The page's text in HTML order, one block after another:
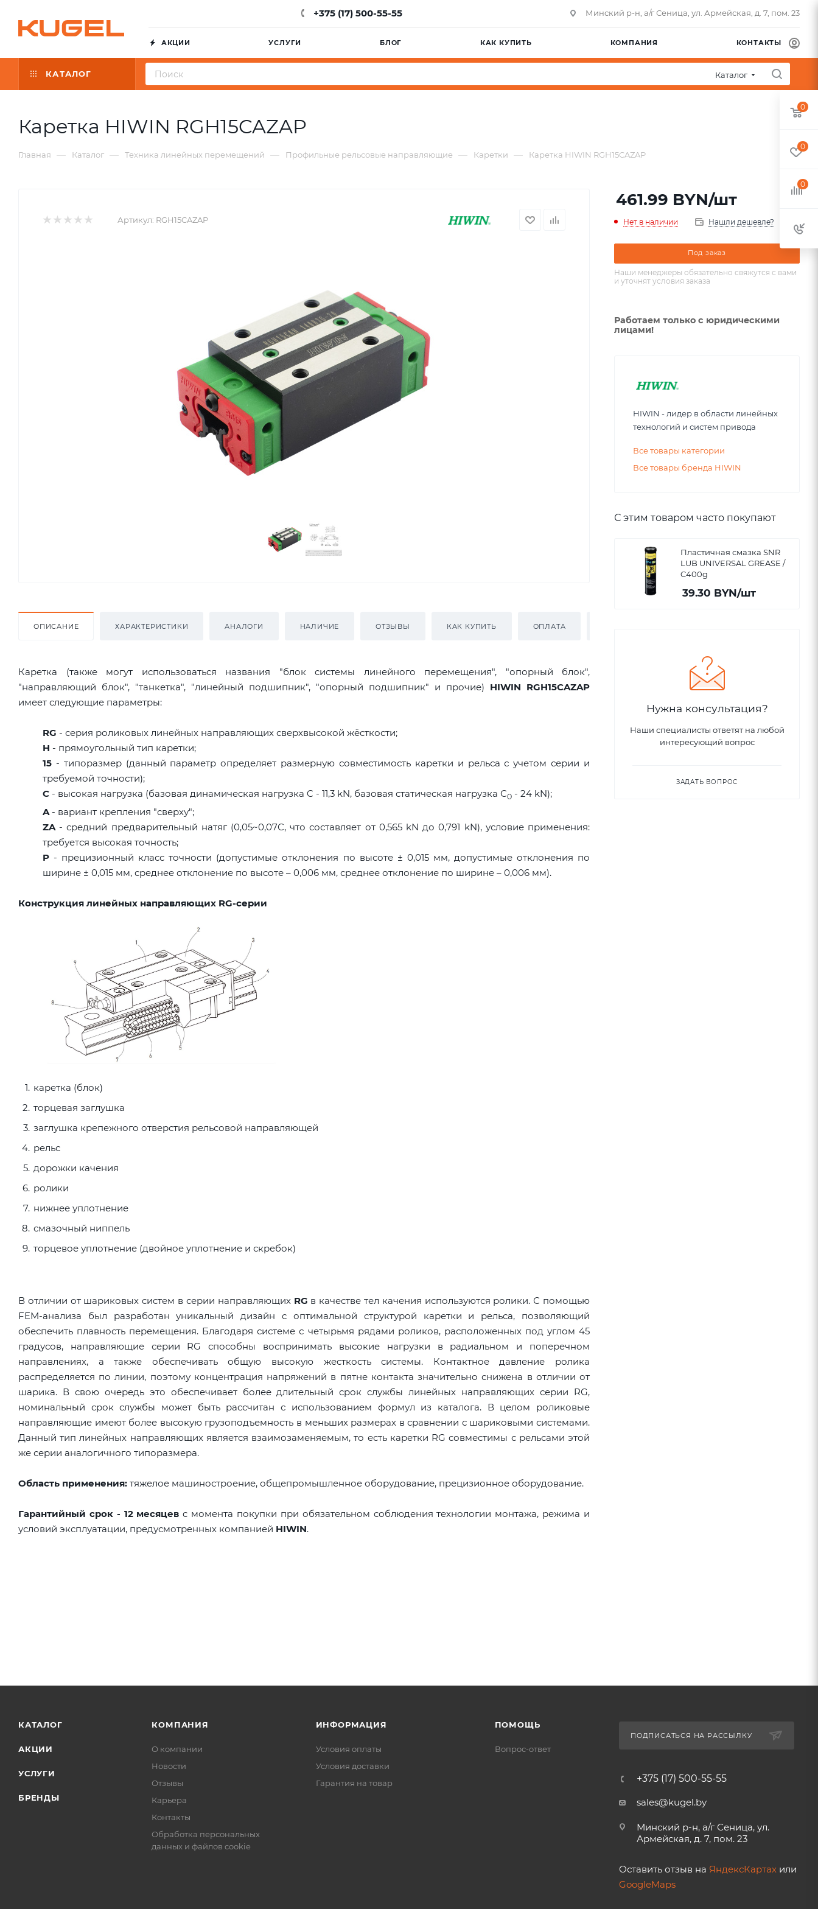
+375 (17) 500-55-55 Минский р-н, а/г Сеница, ул. Армейская, д. 7, пом. 23
АКЦИИ УСЛУГИ БЛОГ КАК КУПИТЬ КОМПАНИЯ КОНТАКТЫ
КАТАЛОГ Каталог
Каретка HIWIN RGH15CAZAP
Главная — Каталог — Техника линейных перемещений — Профильные рельсовые направляющие — Каретки — Каретка HIWIN RGH15CAZAP
Артикул: RGH15CAZAP
ОПИСАНИЕ ХАРАКТЕРИСТИКИ АНАЛОГИ НАЛИЧИЕ ОТЗЫВЫ КАК КУПИТЬ ОПЛАТА
Каретка (также могут использоваться названия "блок системы линейного перемещения", "опорный блок",
"направляющий блок", "танкетка", "линейный подшипник", "опорный подшипник" и прочие) HIWIN RGH15CAZAP
имеет следующие параметры:
RG - серия роликовых линейных направляющих сверхвысокой жёсткости;
H - прямоугольный тип каретки;
15 - типоразмер (данный параметр определяет размерную совместимость каретки и рельса с учетом серии и
требуемой точности);
C - высокая нагрузка (базовая динамическая нагрузка C - 11,3 kN, базовая статическая нагрузка С0 - 24 kN);
A- вариант крепления "сверху";
ZA- средний предварительный натяг (0,05~0,07C, что составляет от 0,565 kN до 0,791 kN), условие применения:
требуется высокая точность;
P - прецизионный класс точности (допустимые отклонения по высоте ± 0,015 мм, допустимые отклонения по
ширине ± 0,015 мм, среднее отклонение по высоте – 0,006 мм, среднее отклонение по ширине – 0,006 мм).
Конструкция линейных направляющих RG-серии
каретка (блок)
торцевая заглушка
заглушка крепежного отверстия рельсовой направляющей
рельс
дорожки качения
ролики
нижнее уплотнение
смазочный ниппель
торцевое уплотнение (двойное уплотнение и скребок)
В отличии от шариковых систем в серии направляющих RG в качестве тел качения используются ролики. С помощью
FEM-анализа был разработан уникальный дизайн с оптимальной структурой каретки и рельса, позволяющий
обеспечить плавность перемещения. Благодаря системе с четырьмя рядами роликов, расположенных под углом 45
градусов, направляющие серии RG способны воспринимать высокие нагрузки в радиальном и поперечном
направлениях, а также обеспечивать общую высокую жесткость системы. Контактное давление ролика
распределяется по линии, поэтому концентрация напряжений в пятне контакта значительно снижена в отличии от
шарика. В свою очередь это обеспечивает более длительный срок службы линейных направляющих серии RG,
номинальный срок службы может быть рассчитан с использованием формул из каталога. В целом роликовые
направляющие имеют более высокую грузоподъемность в меньших размерах в сравнении с шариковыми системами.
Данный тип линейных направляющих является взаимозаменяемым, то есть каретки RG совместимы с рельсами этой
же серии аналогичного типоразмера.
Область применения: тяжелое машиностроение, общепромышленное оборудование, прецизионное оборудование.
Гарантийный срок - 12 месяцев с момента покупки при обязательном соблюдения технологии монтажа, режима и
условий эксплуатации, предусмотренных компанией HIWIN.
461.99 BYN/шт
Нет в наличии Нашли дешевле?
Под заказ
Наши менеджеры обязательно свяжутся с вами
и уточнят условия заказа
Работаем только с юридическими
лицами!
HIWIN - лидер в области линейных
технологий и систем привода
Все товары категории
Все товары бренда HIWIN
С этим товаром часто покупают
Пластичная смазка SNR
LUB UNIVERSAL GREASE /
C400g
39.30 BYN/шт
Нужна консультация?
Наши специалисты ответят на любой
интересующий вопрос
ЗАДАТЬ ВОПРОС
КАТАЛОГ
АКЦИИ
УСЛУГИ
БРЕНДЫ
КОМПАНИЯ
О компании
Новости
Отзывы
Карьера
Контакты
Обработка персональных
данных и файлов cookie
ИНФОРМАЦИЯ
Условия оплаты
Условия доставки
Гарантия на товар
ПОМОЩЬ
Вопрос-ответ
ПОДПИСАТЬСЯ НА РАССЫЛКУ
+375 (17) 500-55-55
sales@kugel.by
Минский р-н, а/г Сеница, ул.
Армейская, д. 7, пом. 23
Оставить отзыв на ЯндексКартахили
GoogleMaps
0
0
0